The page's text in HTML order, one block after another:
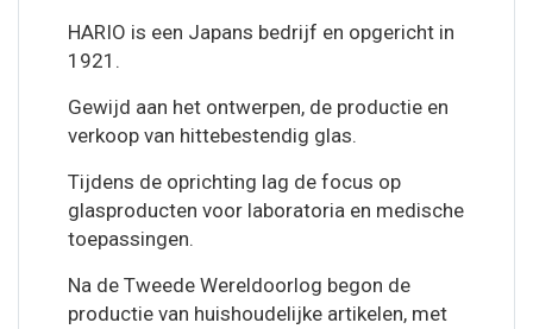
HARIO is een Japans bedrijf en opgericht in
1921.
Gewijd aan het ontwerpen, de productie en
verkoop van hittebestendig glas.
Tijdens de oprichting lag de focus op
glasproducten voor laboratoria en medische
toepassingen.
Na de Tweede Wereldoorlog begon de
productie van huishoudelijke artikelen, met